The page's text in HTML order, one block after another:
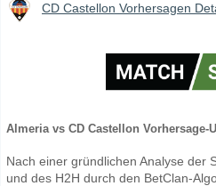
CD Castellon Vorhersagen
Almeria vs CD Castellon Vorhersage-
Nach einer gründlichen Analyse der
und des H2H durch den BetClan-